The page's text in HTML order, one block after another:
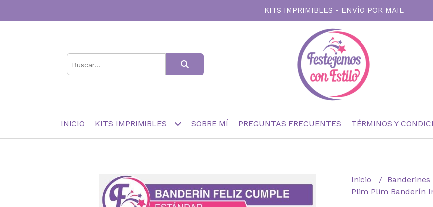
KITS IMPRIMIBLES - ENVÍO POR MAIL
INICIO KITS IMPRIMIBLES SOBRE MÍ PREGUNTAS FRECUENTES TÉRMINOS Y
Inicio Banderines
Plim Plim Banderín